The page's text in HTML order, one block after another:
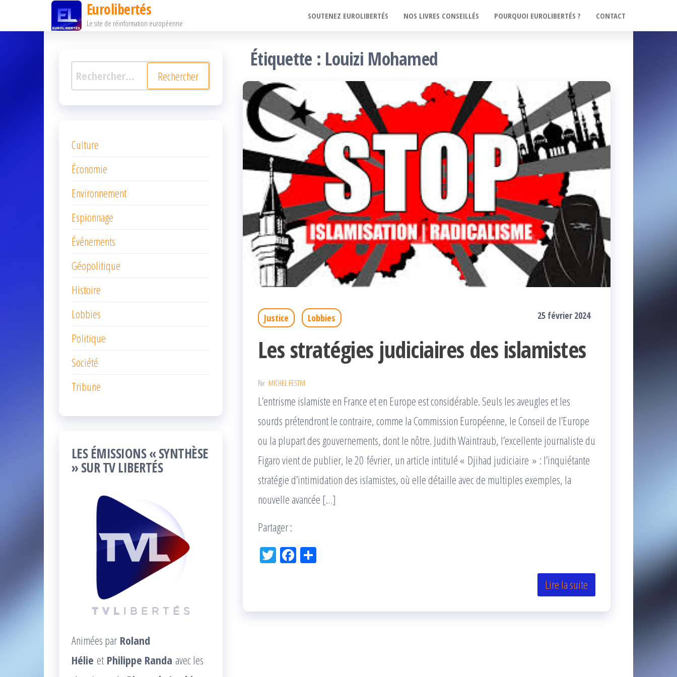
ce
Eurolibertés
Le site de réinformation européenne
SOUTENEZ EUROLIBERTÉS NOS LIVRES CONSEILLÉS POURQUOI EUROLIBERTÉS ? CONTACT
Étiquette : Louizi Mohamed
Justice Lobbies 25 février 2024
Les stratégies judiciaires des islamistes
Par MICHEL FESTIVI
L’entrisme islamiste en France et en Europe est considérable. Seuls les aveugles et les
sourds prétendront le contraire, comme la Commission Européenne, le Conseil de l’Europe
ou la plupart des gouvernements, dont le nôtre. Judith Waintraub, l’excellente journaliste du
Figaro vient de publier, le 20 février, un article intitulé « Djihad judiciaire » : l’inquiétante
stratégie d’intimidation des islamistes, où elle détaille avec de multiples exemples, la
nouvelle avancée […]
Partager :
Tw Fac
Lire la suite
Rechercher :
Culture
Économie
Environnement
Espionnage
Événements
Géopolitique
Histoire
Lobbies
Politique
Société
Tribune
LES ÉMISSIONS « SYNTHÈSE
» SUR TV LIBERTÉS
Animées par Roland
Hélie et Philippe Randa avec les